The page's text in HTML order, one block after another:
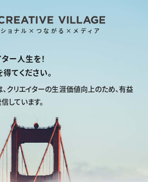
ショナル×つながる×メディア
ー人生を！
てください。
クリエイターの生涯価値向上のため、有益
しています。